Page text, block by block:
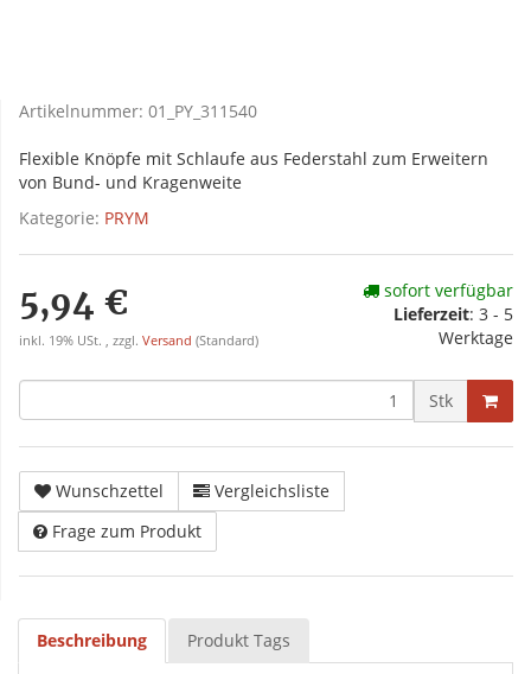
Artikelnummer: 01_PY_311540
Flexible Knöpfe mit Schlaufe aus Federstahl zum Erweitern
von Bund- und Kragenweite
Kategorie: PRYM
5,94 €
inkl. 19% USt. , zzgl. Versand (Standard)
sofort verfügbar
Lieferzeit: 3 - 5
Werktage
Stk
Wunschzettel
Vergleichsliste
Frage zum Produkt
Beschreibung Produkt Tags